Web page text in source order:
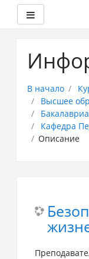
основному
В начало
Высшее
Кафедра
Описание